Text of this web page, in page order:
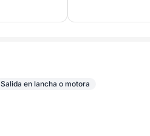
Salida en lancha o motora